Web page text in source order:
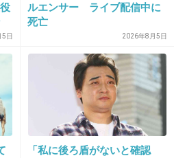
日
ルエンサー ライブ配信中に
死亡
2026年8月5日
「私に後ろ盾がないと確認